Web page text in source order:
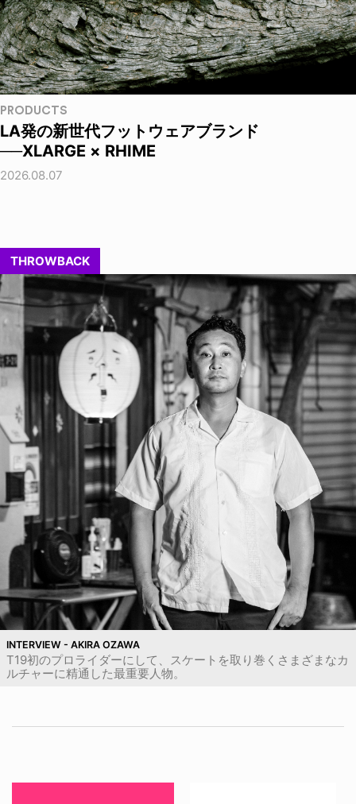
PRODUCTS
LA発の新世代フットウェアブランド
──XLARGE × RHIME
2026.08.07
THROWBACK
INTERVIEW - AKIRA OZAWA
T19初のプロライダーにして、スケートを取り巻くさまざまなカ
ルチャーに精通した最重要人物。